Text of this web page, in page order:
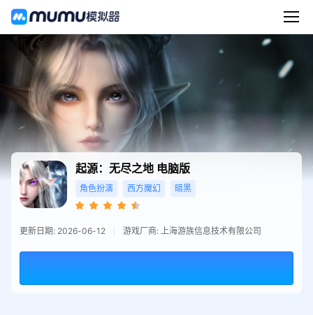
起源：无尽之地 电脑版
角色扮演 西方魔幻 暗黑
更新日期: 2026-06-12 游戏厂商: 上海游族信息技术有限公司